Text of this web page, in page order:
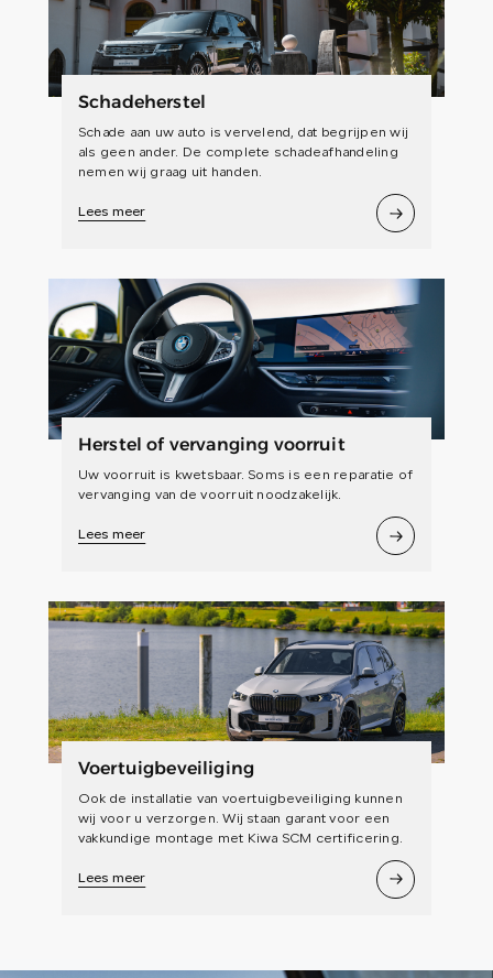
Schadeherstel
Schade aan uw auto is vervelend, dat begrijpen wij
als geen ander. De complete schadeafhandeling
nemen wij graag uit handen.
Lees meer
Herstel of vervanging voorruit
Uw voorruit is kwetsbaar. Soms is een reparatie of
vervanging van de voorruit noodzakelijk.
Lees meer
Voertuigbeveiliging
Ook de installatie van voertuigbeveiliging kunnen
wij voor u verzorgen. Wij staan garant voor een
vakkundige montage met Kiwa SCM certificering.
Lees meer